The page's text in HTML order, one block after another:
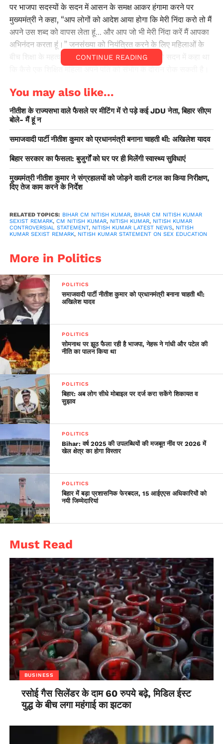
पर भाजपा सदस्यों के सदन में आसन के समक्ष आकर हंगामा करने पर
मुख्यमंत्री ने कहा, ‘‘आप लोगों को आदेश आया होगा कि मेरी निंदा करो तो मैं
अपने उस शब्द को वापस लेता हूं… और आप जो भी मेरी निंदा करें मैं आपका
अभिनंदन करता हूं।’’ जनसंख्या को नियंत्रित करने के लिए महिलाओं के
बीच शिक्षा के महत्व पर जोर देते हुए नीतीश ने मंगलवार को सदन में कहा था
कि कैसे एक शिक्षित महिला अपने पति को संभोग के दौरान रोक सकती है।
लेते हुए माफी मांगी और खेद प्रकट किया।
CONTINUE READING
You may also like...
नीतीश के राज्यसभा वाले फैसले पर मीटिंग में रो पड़े कई JDU नेता, बिहार सीएम
बोले- मैं हूं न
समाजवादी पार्टी नीतीश कुमार को प्रधानमंत्री बनाना चाहती थी: अखिलेश यादव
बिहार सरकार का फैसला: बुजुर्गों को घर पर ही मिलेंगी स्वास्थ्य सुविधाएं
मुख्यमंत्री नीतीश कुमार ने संग्रहालयों को जोड़ने वाली टनल का किया निरीक्षण,
दिए तेज काम करने के निर्देश
RELATED TOPICS: BIHAR CM NITISH KUMAR, BIHAR CM NITISH KUMAR
SEXIST REMARK, CM NITISH KUMAR, NITISH KUMAR, NITISH KUMAR
CONTROVERSIAL STATEMENT, NITISH KUMAR LATEST NEWS, NITISH
KUMAR SEXIST REMARK, NITISH KUMAR STATEMENT ON SEX EDUCATION
More in Politics
POLITICS
समाजवादी पार्टी नीतीश कुमार को प्रधानमंत्री बनाना चाहती थी:
अखिलेश यादव
POLITICS
सोमनाथ पर झूठ फैला रही है भाजपा, नेहरू ने गांधी और पटेल की
नीति का पालन किया था
POLITICS
बिहार: अब लोग सीधे मोबाइल पर दर्ज करा सकेंगे शिकायत व
सुझाव
POLITICS
Bihar: वर्ष 2025 की उपलब्धियों की मजबूत नींव पर 2026 में
खेल क्षेत्र का होगा विस्तार
POLITICS
बिहार में बड़ा प्रशासनिक फेरबदल, 15 आईएएस अधिकारियों को
नयी जिम्मेदारियां
Must Read
BUSINESS
रसोई गैस सिलेंडर के दाम 60 रुपये बढ़े, मिडिल ईस्ट
युद्ध के बीच लगा महंगाई का झटका